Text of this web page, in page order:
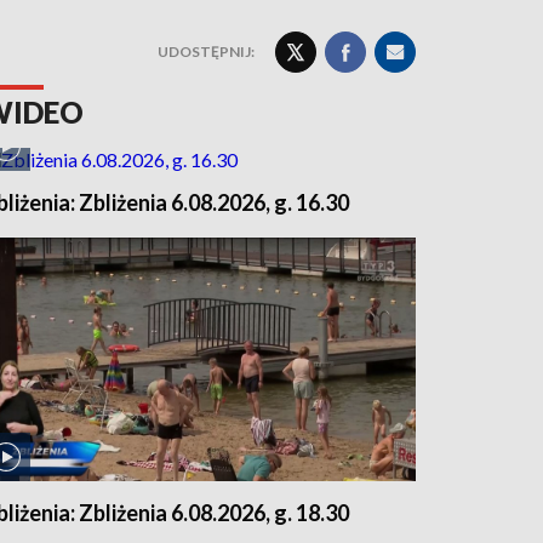
UDOSTĘPNIJ:
Zbliżenia 6.08.2026, g. 16.30
Zbliżenia 6.08.2026, g. 18.30